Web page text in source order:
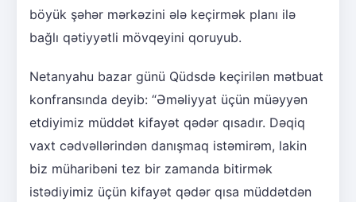
böyük şəhər mərkəzini ələ keçirmək planı ilə
bağlı qətiyyətli mövqeyini qoruyub.
Netanyahu bazar günü Qüdsdə keçirilən mətbuat
konfransında deyib: “Əməliyyat üçün müəyyən
etdiyimiz müddət kifayət qədər qısadır. Dəqiq
vaxt cədvəllərindən danışmaq istəmirəm, lakin
biz müharibəni tez bir zamanda bitirmək
istədiyimiz üçün kifayət qədər qısa müddətdən